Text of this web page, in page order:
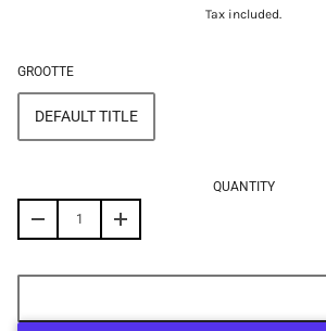
Tax included.
GROOTTE
DEFAULT TITLE
QUANTITY